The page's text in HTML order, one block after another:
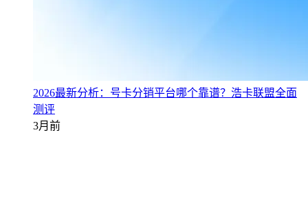
2026最新分析：号卡分销平台哪个靠谱？浩卡联盟全面
测评
3月前